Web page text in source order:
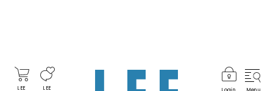
LEE
LEE